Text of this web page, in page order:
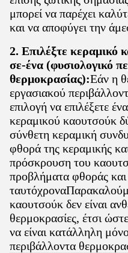
μπορεί να παρέχει
και να αποφύγει την
2. Επιλέξτε κεραμικό
σε-ένα (φυσιολογικό
θερμοκρασίας):Εάν η
εργασιακού
επιλογή να επιλέξετε
κεραμικού καουτσούκ
σύνθετη κεραμική
φθορά της κεραμικής
πρόσκρουση του
προβλήματα φθοράς
καουτσούκ δεν είναι
θερμοκρασίες, έτσι
να είναι κατάλληλη
περιβάλλοντα